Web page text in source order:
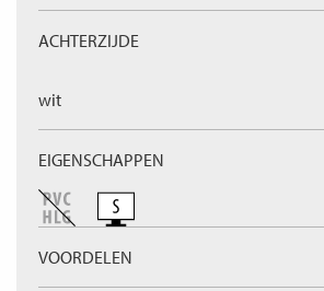
ACHTERZIJDE
wit
EIGENSCHAPPEN
VOORDELEN